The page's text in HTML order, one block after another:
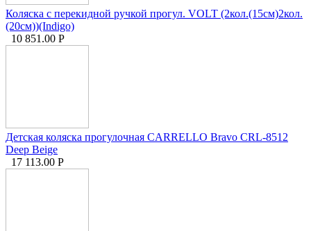
Коляска с перекидной ручкой прогул. VOLT (2кол.(15см)2кол.
(20см))(Indigo)
10 851.00 Р
Детская коляска прогулочная CARRELLO Bravo CRL-8512
Deep Beige
17 113.00 Р